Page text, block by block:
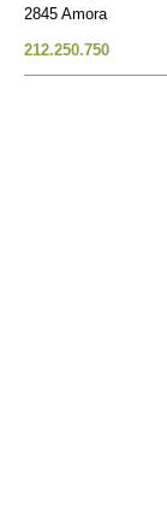
2845 Amora
212.250.750